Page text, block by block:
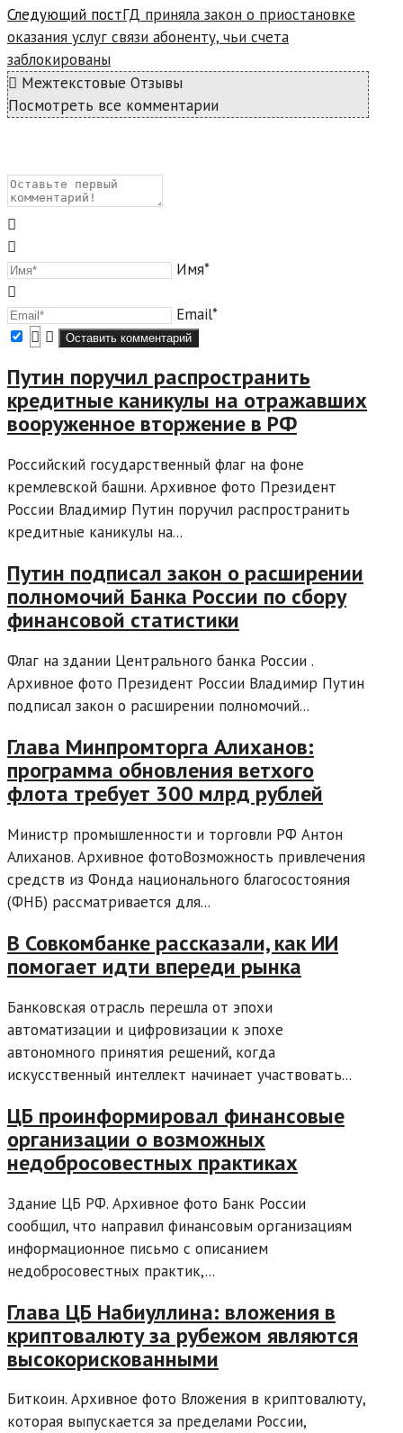
Следующий постГД приняла закон о приостановке
оказания услуг связи абоненту, чьи счета
заблокированы
Межтекстовые Отзывы
Посмотреть все комментарии
Имя*
Email*
Путин поручил распространить
кредитные каникулы на отражавших
вооруженное вторжение в РФ
Российский государственный флаг на фоне
кремлевской башни. Архивное фото Президент
России Владимир Путин поручил распространить
кредитные каникулы на...
Путин подписал закон о расширении
полномочий Банка России по сбору
финансовой статистики
Флаг на здании Центрального банка России .
Архивное фото Президент России Владимир Путин
подписал закон о расширении полномочий...
Глава Минпромторга Алиханов:
программа обновления ветхого
флота требует 300 млрд рублей
Министр промышленности и торговли РФ Антон
Алиханов. Архивное фотоВозможность привлечения
средств из Фонда национального благосостояния
(ФНБ) рассматривается для...
В Совкомбанке рассказали, как ИИ
помогает идти впереди рынка
Банковская отрасль перешла от эпохи
автоматизации и цифровизации к эпохе
автономного принятия решений, когда
искусственный интеллект начинает участвовать...
ЦБ проинформировал финансовые
организации о возможных
недобросовестных практиках
Здание ЦБ РФ. Архивное фото Банк России
сообщил, что направил финансовым организациям
информационное письмо с описанием
недобросовестных практик,...
Глава ЦБ Набиуллина: вложения в
криптовалюту за рубежом являются
высокорискованными
Биткоин. Архивное фото Вложения в криптовалюту,
которая выпускается за пределами России,